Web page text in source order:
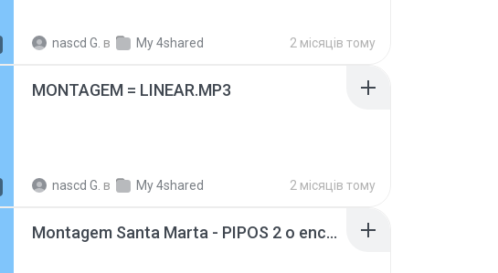
nascd G. в My 4shared 2 місяців тому
MONTAGEM = LINEAR.MP3
nascd G. в My 4shared 2 місяців тому
Montagem Santa Marta - PIPOS 2 o encontro da massa ( faixa 3 LP ).mp3